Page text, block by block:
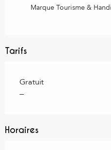
Marque Tourisme &
Tarifs
Gratuit
—
Horaires